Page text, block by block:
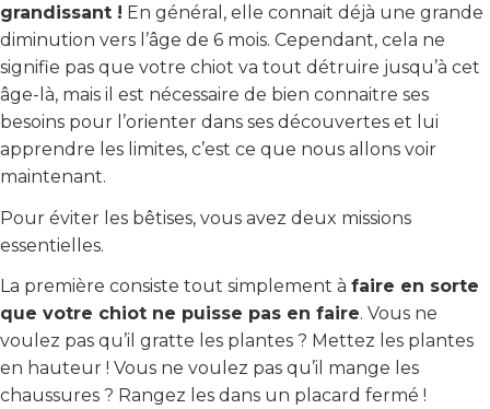
grandissant ! En général, elle connait déjà une grande
diminution vers l’âge de 6 mois. Cependant, cela ne
signifie pas que votre chiot va tout détruire jusqu’à cet
âge-là, mais il est nécessaire de bien connaitre ses
besoins pour l’orienter dans ses découvertes et lui
apprendre les limites, c’est ce que nous allons voir
maintenant.
Pour éviter les bêtises, vous avez deux missions
essentielles.
La première consiste tout simplement à faire en sorte
que votre chiot ne puisse pas en faire. Vous ne
voulez pas qu’il gratte les plantes ? Mettez les plantes
en hauteur ! Vous ne voulez pas qu’il mange les
chaussures ? Rangez les dans un placard fermé !